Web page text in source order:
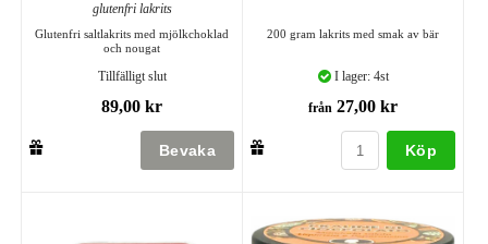
glutenfri lakrits
Glutenfri saltlakrits med mjölkchoklad
och nougat
Tillfälligt slut
89,00 kr
200 gram lakrits med smak av bär
I lager: 4st
från 27,00 kr
Köp